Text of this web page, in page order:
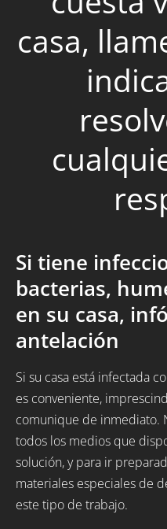
casa,
Si tiene
bacterias,
en su casa,
antelación
Si su casa está infectada
es conveniente,
comunique de inmediato.
todos los medios que
solución, y para ir
materiales especiales de
este tipo de trabajo.